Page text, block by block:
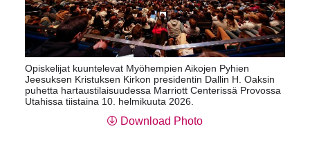
Opiskelijat kuuntelevat Myöhempien Aikojen Pyhien
Jeesuksen Kristuksen Kirkon presidentin Dallin H. Oaksin
puhetta hartaustilaisuudessa Marriott Centerissä Provossa
Utahissa tiistaina 10. helmikuuta 2026.
Download Photo